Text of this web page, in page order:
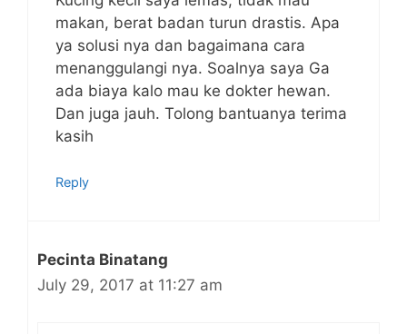
makan, berat badan turun drastis. Apa
ya solusi nya dan bagaimana cara
menanggulangi nya. Soalnya saya Ga
ada biaya kalo mau ke dokter hewan.
Dan juga jauh. Tolong bantuanya terima
kasih
Reply
Pecinta Binatang
July 29, 2017 at 11:27 am